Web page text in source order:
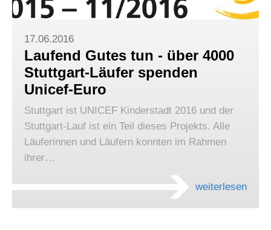
17.06.2016
Laufend Gutes tun - über 4000
Stuttgart-Läufer spenden
Unicef-Euro
Stuttgart ist UNICEF Kinderstadt 2016 und der
Stuttgart-Lauf ist ein Teil dieses Projekts. Alle
Läuferinnen und Läufern konnten im Rahmen
ihrer…
weiterlesen